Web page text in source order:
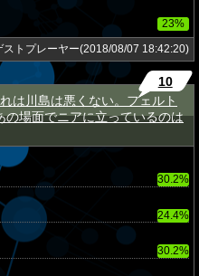
23%
ストプレーヤー(2018/08/07 18:42:20)
は川島は悪くない。フェルト
場面でニアに立っているのは
10
30.2%
24.4%
30.2%